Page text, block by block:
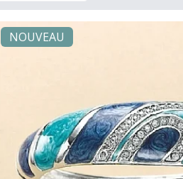
NOUVEAU